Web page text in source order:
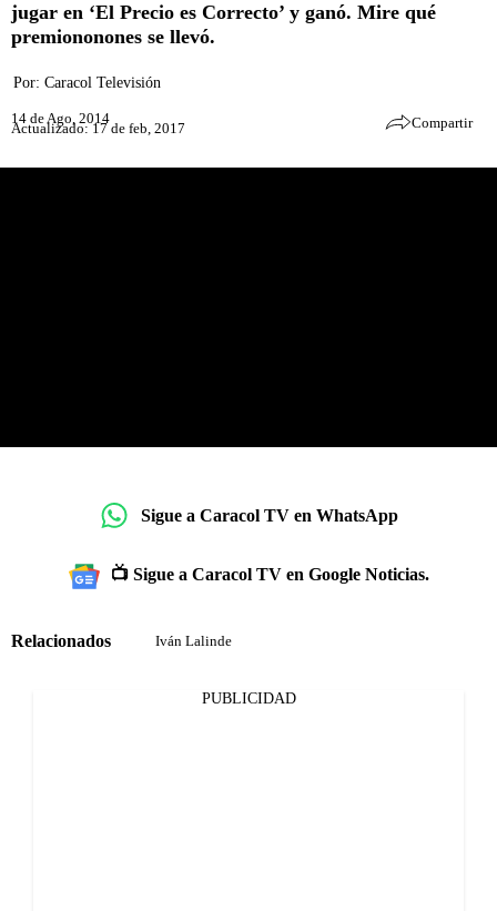
jugar en ‘El Precio es Correcto’ y ganó. Mire qué
premiononones se llevó.
Por: Caracol Televisión
14 de Ago, 2014
Actualizado: 17 de feb, 2017 Compartir
Sigue a Caracol TV en WhatsApp
📺 Sigue a Caracol TV en Google Noticias.
Relacionados Iván Lalinde
PUBLICIDAD